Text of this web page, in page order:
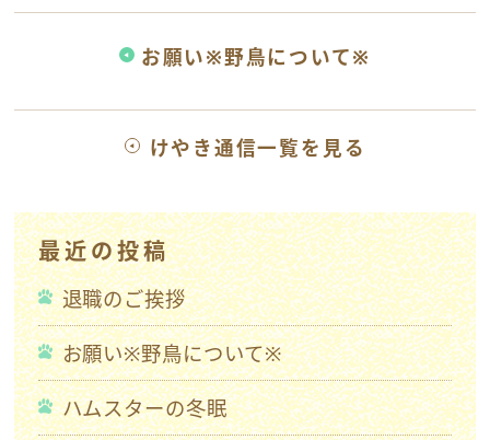
お願い※野鳥について※
けやき通信一覧を見る
最近の投稿
退職のご挨拶
お願い※野鳥について※
ハムスターの冬眠